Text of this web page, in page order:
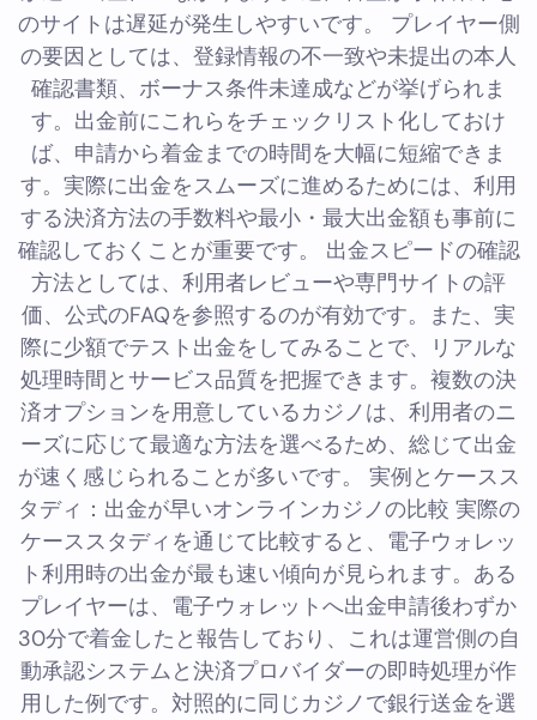
のサイトは遅延が発生しやすいです。 プレイヤー側
の要因としては、登録情報の不一致や未提出の本人
確認書類、ボーナス条件未達成などが挙げられま
す。出金前にこれらをチェックリスト化しておけ
ば、申請から着金までの時間を大幅に短縮できま
す。実際に出金をスムーズに進めるためには、利用
する決済方法の手数料や最小・最大出金額も事前に
確認しておくことが重要です。 出金スピードの確認
方法としては、利用者レビューや専門サイトの評
価、公式のFAQを参照するのが有効です。また、実
際に少額でテスト出金をしてみることで、リアルな
処理時間とサービス品質を把握できます。複数の決
済オプションを用意しているカジノは、利用者のニ
ーズに応じて最適な方法を選べるため、総じて出金
が速く感じられることが多いです。 実例とケースス
タディ：出金が早いオンラインカジノの比較 実際の
ケーススタディを通じて比較すると、電子ウォレッ
ト利用時の出金が最も速い傾向が見られます。ある
プレイヤーは、電子ウォレットへ出金申請後わずか
30分で着金したと報告しており、これは運営側の自
動承認システムと決済プロバイダーの即時処理が作
用した例です。対照的に同じカジノで銀行送金を選